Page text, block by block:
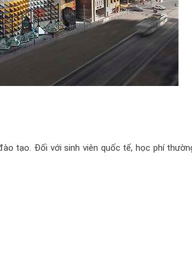
tạo. Đối với sinh viên quốc tế, học phí